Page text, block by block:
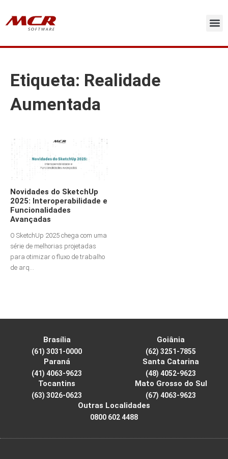
para
Etiqueta: Realidade
Aumentada
Novidades do SketchUp
2025: Interoperabilidade e
Funcionalidades
Avançadas
O SketchUp 2025 chega com uma
série de melhorias projetadas
para otimizar o fluxo de trabalho
de arq...
Brasília
(61) 3031-0000
Goiânia
(62) 3251-7855
Paraná
(41) 4063-9623
Santa Catarina
(48) 4052-9623
Tocantins
(63) 3026-0623
Mato Grosso do Sul
(67) 4063-9623
Outras Localidades
0800 602 4488